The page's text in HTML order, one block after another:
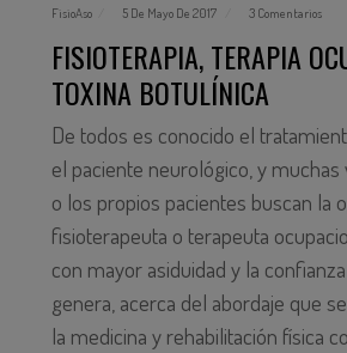
FisioAso 5 De Mayo De 2017 3 Comentarios
FISIOTERAPIA, TERAPIA
TOXINA BOTULÍNICA
De todos es conocido el
el paciente neurológico, y
o los propios pacientes buscan la
fisioterapeuta o terapeuta
con mayor asiduidad y la
genera, acerca del abordaje que
la medicina y rehabilitación física